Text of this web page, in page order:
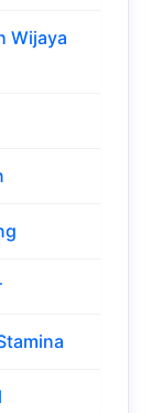
Wijaya